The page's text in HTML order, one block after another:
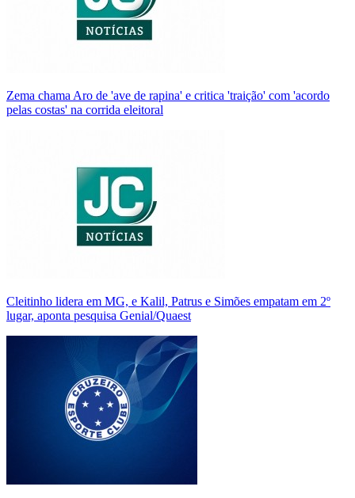
Zema chama Aro de 'ave de rapina' e critica 'traição' com 'acordo
pelas costas' na corrida eleitoral
Cleitinho lidera em MG, e Kalil, Patrus e Simões empatam em 2º
lugar, aponta pesquisa Genial/Quaest